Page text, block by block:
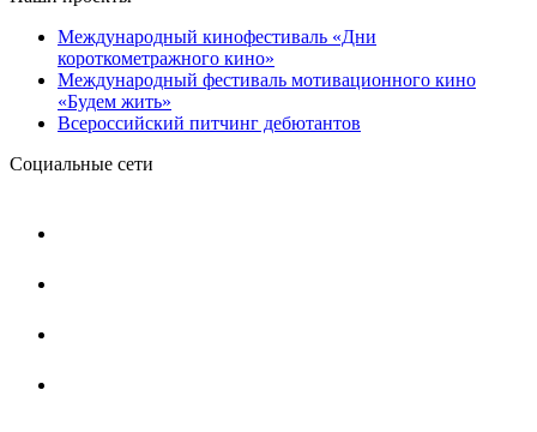
Международный кинофестиваль «Дни
короткометражного кино»
Международный фестиваль мотивационного кино
«Будем жить»
Всероссийский питчинг дебютантов
Социальные сети